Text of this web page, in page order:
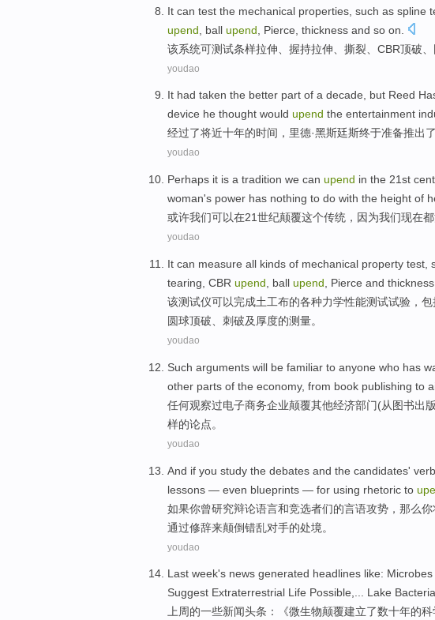
It can test the mechanical properties such as spline
upend
ball upend Pierce , thickness and so on.
该系统可测试条样拉伸 握持拉伸、 撕裂 CBR顶破、
youdao
It had taken the better part of a decade, but Reed
device he thought would upend the entertainment
经过了将近十年的时间， 里德·黑斯廷斯终于准备推出了
youdao
Perhaps it is a tradition we can upend in the 21st
woman's power has nothing to do with the height of
或许我们可以在21世纪颠覆这个传统 ，因为我们现在都
youdao
It can measure all kinds of mechanical property test
tearing CBR upend , ball upend Pierce and thickness
该测试仪可以完成土工布的各种力学性能测试试验 ， 包
圆球顶破、 刺破及 厚度的测量。
youdao
Such arguments will be familiar to anyone who has
other parts of the economy, from book publishing to
任何观察过电子商务企业颠覆其他经济部门(从 图书出版
样的论点。
youdao
And if you study the debates and the candidates'
lessons — even blueprints — for using rhetoric to
如果你曾研究辩论语言和竞选者们的言语攻势 ，那么你
通过修辞来颠倒错乱对手的处境。
youdao
Last week's news generated headlines like: Microbes
Suggest Extraterrestrial Life Possible,... Lake Bacteria
上周的一些新闻头条 ：《微生物颠覆建立了数十年的科